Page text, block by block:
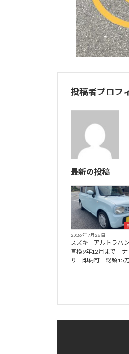
投稿者プロフ
最新の投稿
2026年7月26日
スズキ アルトラ
車検9年12月まで ナ
り 即納可 総額15